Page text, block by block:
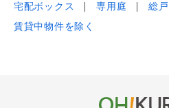
宅配ボックス
専用庭 総
賃貸中物件を除く